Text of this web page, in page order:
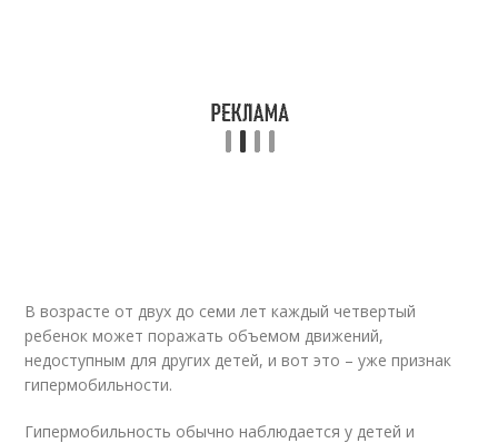
В возрасте от двух до семи лет каждый четвертый
ребенок может поражать объемом движений,
недоступным для других детей, и вот это – уже признак
гипермобильности.
Гипермобильность обычно наблюдается у детей и